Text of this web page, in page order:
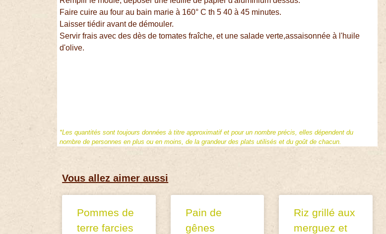
Faire cuire au four au bain marie à 160° C th 5 40 à 45 minutes.
Laisser tiédir avant de démouler.
Servir frais avec des dès de tomates fraîche, et une salade verte,assaisonnée à l'huile
d'olive.
*Les quantités sont toujours données à titre approximatif et pour un nombre précis, elles dépendent du
nombre de personnes en plus ou en moins, de la grandeur des plats utilisés et du goût de chacun.
Vous allez aimer aussi
Pommes de
terre farcies
Pain de
gênes
Riz grillé aux
merguez et